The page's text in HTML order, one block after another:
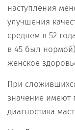
наступления
улучшения
среднем в 52
в 45 был
женское
При
значение имеют
диагностика